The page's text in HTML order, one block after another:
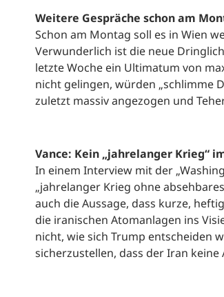
Weitere Gespräche schon am
Schon am Montag soll es in Wien
Verwunderlich ist die neue
letzte Woche ein Ultimatum von
nicht gelingen, würden „schlimme
zuletzt massiv angezogen und
Vance: Kein „jahrelanger Krieg“
In einem Interview mit der
„jahrelanger Krieg ohne
auch die Aussage, dass kurze,
die iranischen Atomanlagen ins
nicht, wie sich Trump entscheiden
sicherzustellen, dass der Iran